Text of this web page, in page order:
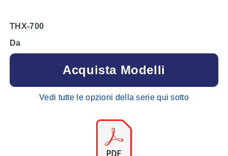
THX-700
Da
Acquista Modelli
Vedi tutte le opzioni della serie qui sotto